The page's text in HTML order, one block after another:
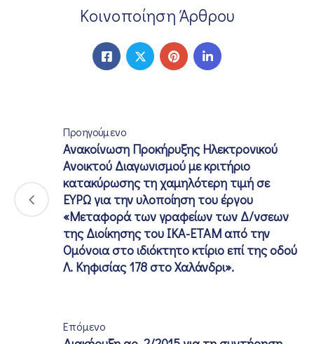
Κοινοποίηση Άρθρου
Προηγούμενο
Ανακοίνωση Προκήρυξης Ηλεκτρονικού
Ανοικτού Διαγωνισμού με κριτήριο
κατακύρωσης τη χαμηλότερη τιμή σε
ΕΥΡΩ για την υλοποίηση του έργου
«Μεταφορά των γραφείων των Δ/νσεων
της Διοίκησης του ΙΚΑ-ΕΤΑΜ από την
Ομόνοια στο ιδιόκτητο κτίριο επί της οδού
Λ. Κηφισίας 178 στο Χαλάνδρι».
Επόμενο